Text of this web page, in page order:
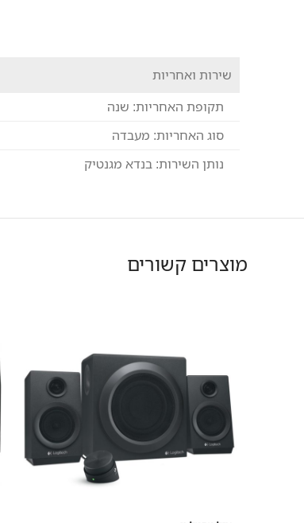
שירות ואחריות
תקופת האחריות: שנה
סוג האחריות: מעבדה
נותן השירות: בנדא מגנטיק
מוצרים קשורים